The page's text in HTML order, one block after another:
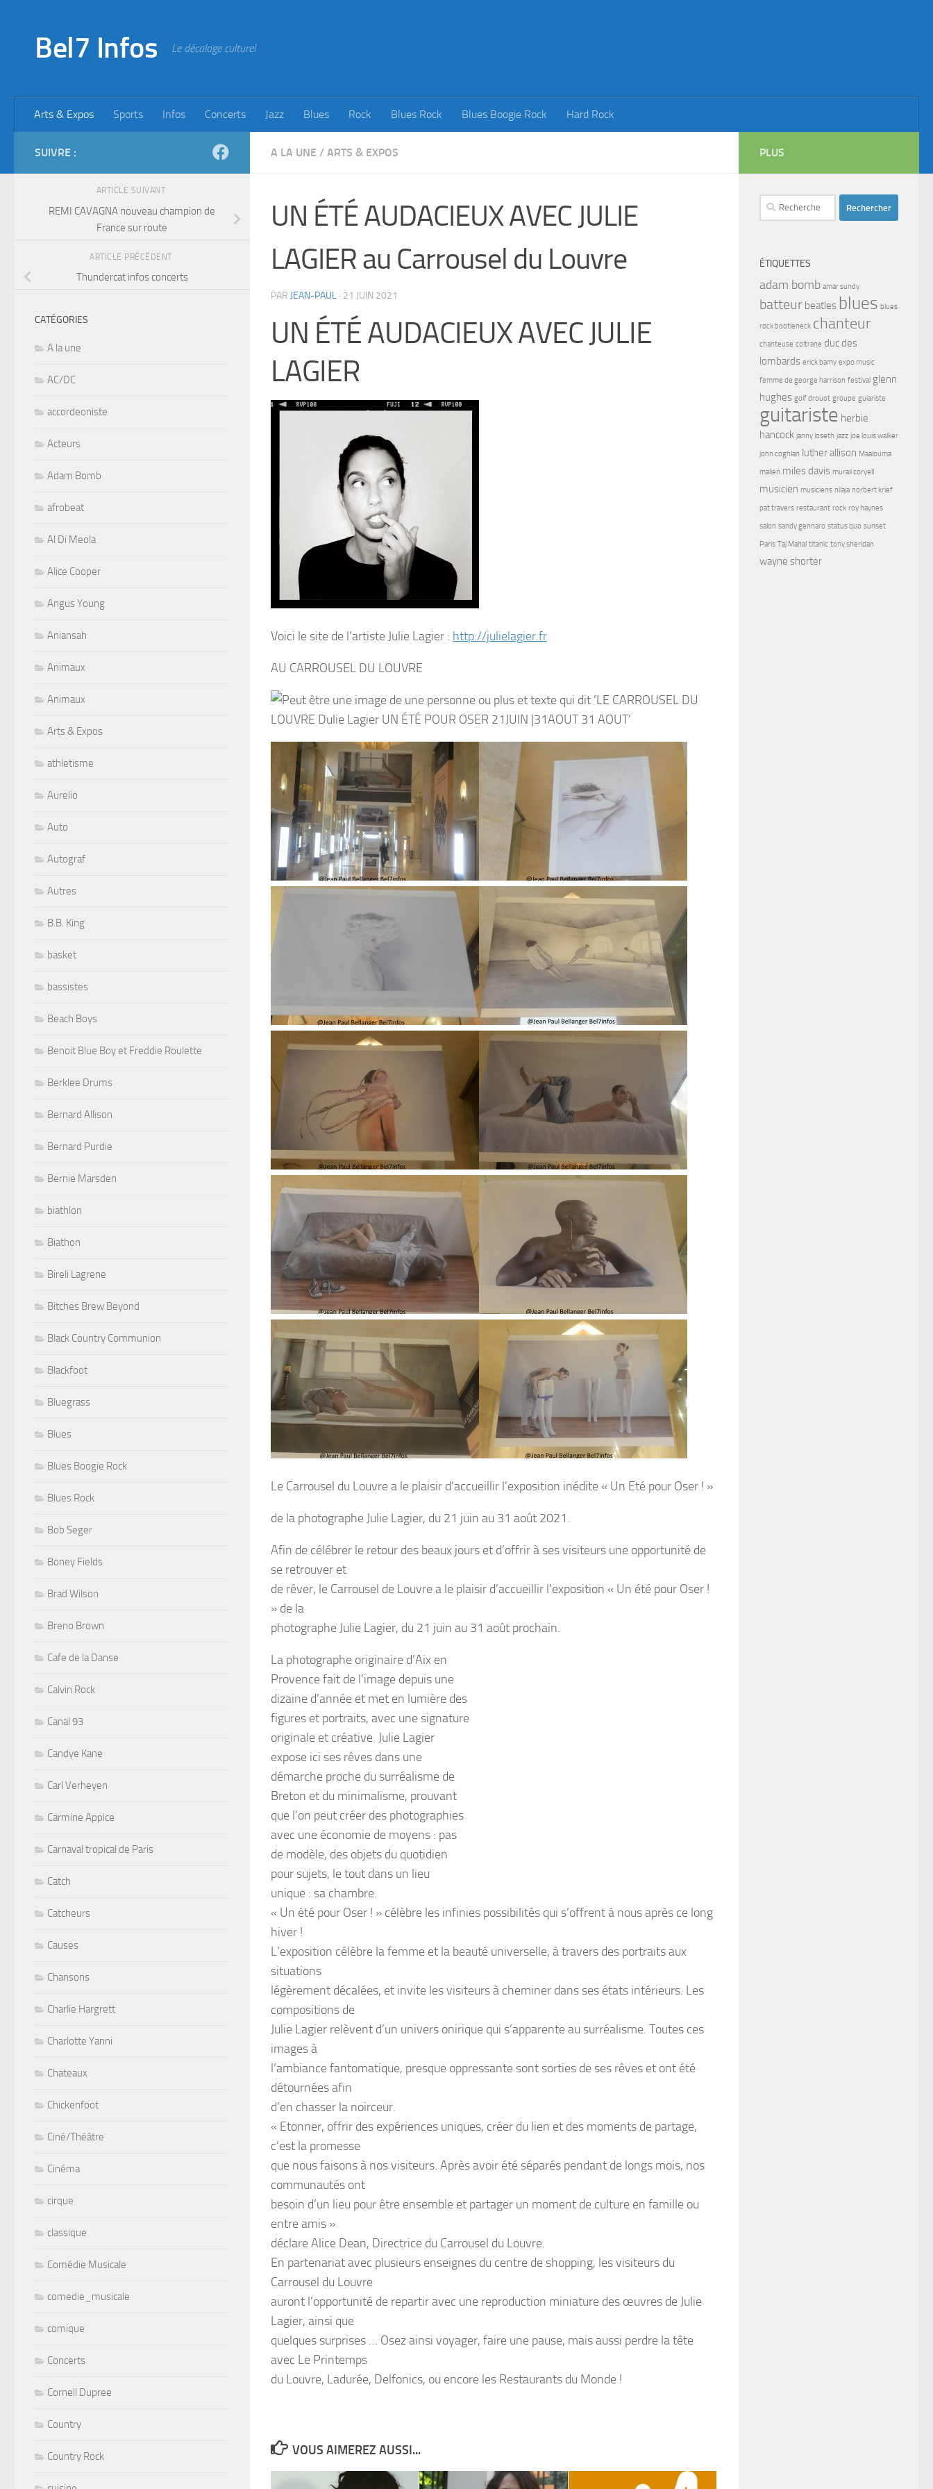
Bel7 Infos Le décalage culturel
Arts & Expos Sports Infos Concerts Jazz Blues Rock Blues Rock Blues Boogie Rock Hard Rock
A LA UNE / ARTS & EXPOS
UN ÉTÉ AUDACIEUX AVEC JULIE
LAGIER au Carrousel du Louvre
PAR JEAN-PAUL · 21 JUIN 2021
UN ÉTÉ AUDACIEUX AVEC JULIE
LAGIER
Voici le site de l’artiste Julie Lagier : http://julielagier.fr
AU CARROUSEL DU LOUVRE
Le Carrousel du Louvre a le plaisir d’accueillir l’exposition inédite « Un Eté pour Oser ! »
de la photographe Julie Lagier, du 21 juin au 31 août 2021.
Afin de célébrer le retour des beaux jours et d’offrir à ses visiteurs une opportunité de
se retrouver et
de rêver, le Carrousel de Louvre a le plaisir d’accueillir l’exposition « Un été pour Oser !
» de la
photographe Julie Lagier, du 21 juin au 31 août prochain.
La photographe originaire d’Aix en
Provence fait de l’image depuis une
dizaine d’année et met en lumière des
figures et portraits, avec une signature
originale et créative. Julie Lagier
expose ici ses rêves dans une
démarche proche du surréalisme de
Breton et du minimalisme, prouvant
que l’on peut créer des photographies
avec une économie de moyens : pas
de modèle, des objets du quotidien
pour sujets, le tout dans un lieu
unique : sa chambre.
« Un été pour Oser ! » célèbre les infinies possibilités qui s’offrent à nous après ce long
hiver !
L’exposition célèbre la femme et la beauté universelle, à travers des portraits aux
situations
légèrement décalées, et invite les visiteurs à cheminer dans ses états intérieurs. Les
compositions de
Julie Lagier relèvent d’un univers onirique qui s’apparente au surréalisme. Toutes ces
images à
l’ambiance fantomatique, presque oppressante sont sorties de ses rêves et ont été
détournées afin
d’en chasser la noirceur.
« Etonner, offrir des expériences uniques, créer du lien et des moments de partage,
c’est la promesse
que nous faisons à nos visiteurs. Après avoir été séparés pendant de longs mois, nos
communautés ont
besoin d’un lieu pour être ensemble et partager un moment de culture en famille ou
entre amis »
déclare Alice Dean, Directrice du Carrousel du Louvre.
En partenariat avec plusieurs enseignes du centre de shopping, les visiteurs du
Carrousel du Louvre
auront l’opportunité de repartir avec une reproduction miniature des œuvres de Julie
Lagier, ainsi que
quelques surprises … Osez ainsi voyager, faire une pause, mais aussi perdre la tête
avec Le Printemps
du Louvre, Ladurée, Delfonics, ou encore les Restaurants du Monde !
VOUS AIMEREZ AUSSI...
SUIVRE :
ARTICLE SUIVANT
REMI CAVAGNA nouveau champion de
France sur route
ARTICLE PRÉCÉDENT
Thundercat infos concerts
CATÉGORIES
A la une
AC/DC
accordeoniste
Acteurs
Adam Bomb
afrobeat
Al Di Meola
Alice Cooper
Angus Young
Aniansah
Animaux
Animaux
Arts & Expos
athletisme
Aurelio
Auto
Autograf
Autres
B.B. King
basket
bassistes
Beach Boys
Benoit Blue Boy et Freddie Roulette
Berklee Drums
Bernard Allison
Bernard Purdie
Bernie Marsden
biathlon
Biathon
Bireli Lagrene
Bitches Brew Beyond
Black Country Communion
Blackfoot
Bluegrass
Blues
Blues Boogie Rock
Blues Rock
Bob Seger
Boney Fields
Brad Wilson
Breno Brown
Cafe de la Danse
Calvin Rock
Canal 93
Candye Kane
Carl Verheyen
Carmine Appice
Carnaval tropical de Paris
Catch
Catcheurs
Causes
Chansons
Charlie Hargrett
Charlotte Yanni
Chateaux
Chickenfoot
Ciné/Théâtre
Cinéma
cirque
classique
Comédie Musicale
comedie_musicale
comique
Concerts
Cornell Dupree
Country
Country Rock
PLUS
Rechercher :
ÉTIQUETTES
adam bomb amar sundy
batteur beatles blues blues
rock bootleneck chanteur
chanteuse coltrane duc des
lombards erick bamy expo music
femme de george harrison festival glenn
hughes golf drouot groupe guiariste
guitariste herbie
hancock janny loseth jazz joe louis walker
john coghlan luther allison Maalouma
malien miles davis murali coryell
musicien musiciens nilaja norbert krief
pat travers restaurant rock roy haynes
salon sandy gennaro status quo sunset
Paris Taj Mahal titanic tony sheridan
wayne shorter